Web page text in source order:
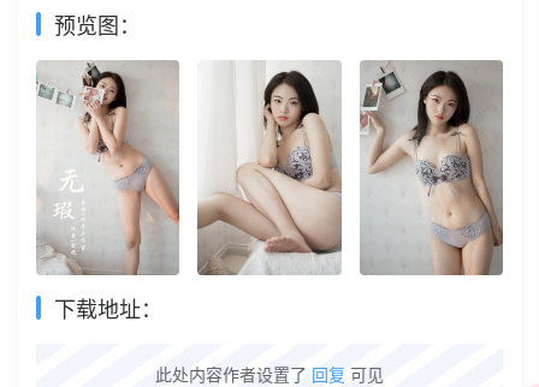
预览图：
下载地址：
此处内容作者设置了 回复 可见